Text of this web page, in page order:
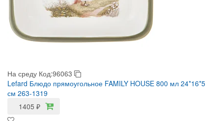
На среду Код:96063
Lefard Блюдо прямоугольное FAMILY HOUSE 800 мл 24*16*5
см 263-1319
1405 ₽